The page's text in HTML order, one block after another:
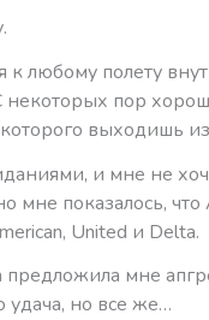
к любому полету
пор
которого выходишь
и мне не
мне показалось,
United и Delta.
предложила мне
удача, но все же…